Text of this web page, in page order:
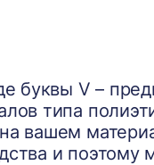
буквы V –
типа
вашем
и поэтому